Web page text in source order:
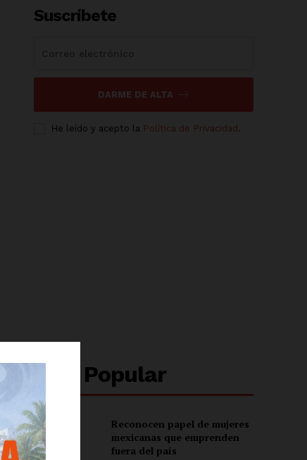
Suscríbete
DARME DE ALTA
He leído y acepto la Política de Privacidad .
Lo + Popular
Reconocen papel de mujeres
mexicanas que emprenden
fuera del país